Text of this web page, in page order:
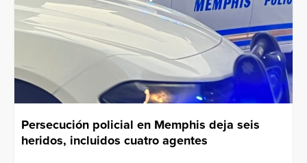
Persecución policial en Memphis deja seis
heridos, incluidos cuatro agentes